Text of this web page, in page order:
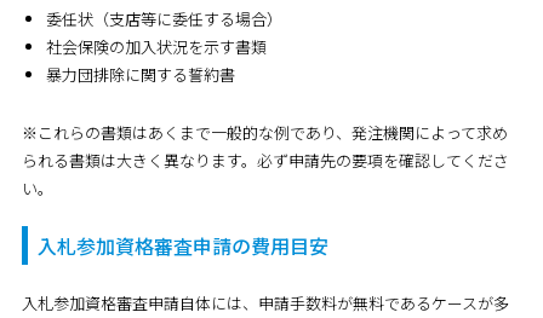
委任状（支店等に委任する場合）
社会保険の加入状況を示す書類
暴力団排除に関する誓約書
※これらの書類はあくまで一般的な例であり、発注機関によって求め
られる書類は大きく異なります。必ず申請先の要項を確認してくださ
い。
入札参加資格審査申請の費用目安
入札参加資格審査申請自体には、 申請手数料が無料であるケースが多